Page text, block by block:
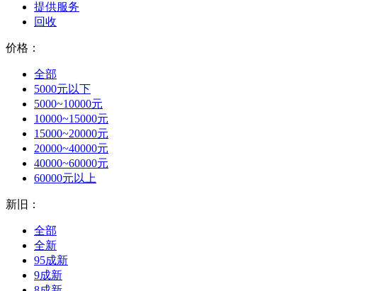
提供服务
回收
价格：
全部
5000元以下
5000~10000元
10000~15000元
15000~20000元
20000~40000元
40000~60000元
60000元以上
新旧：
全部
全新
95成新
9成新